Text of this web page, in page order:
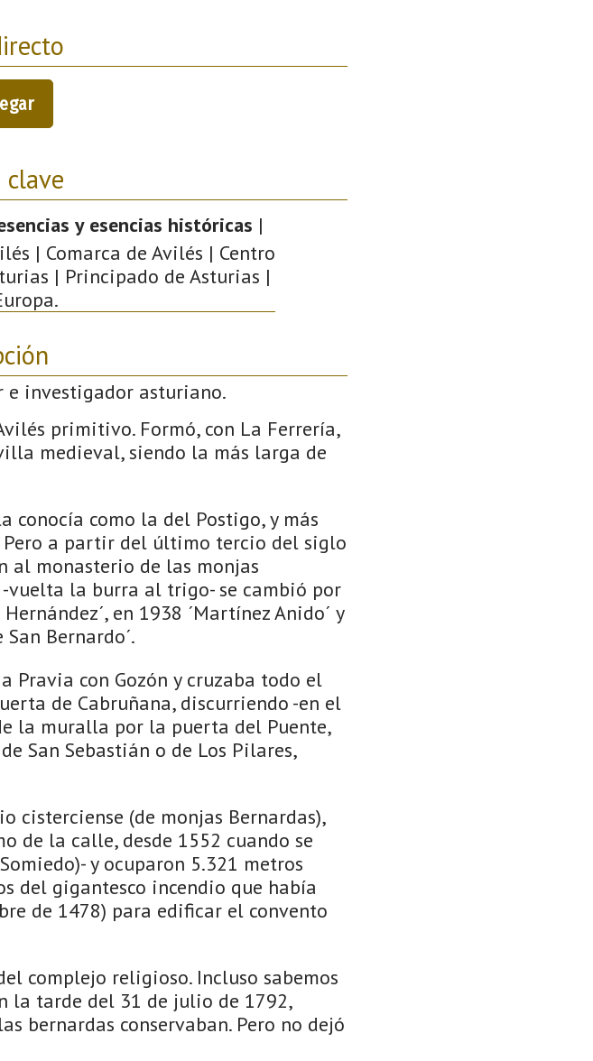
clave
y esencias históricas |
| Comarca de Avilés | Centro
| Principado de Asturias |
e investigador asturiano.
primitivo. Formó, con La Ferrería,
medieval, siendo la más larga de
conocía como la del Postigo, y más
Pero a partir del último tercio del siglo
al monasterio de las monjas
-vuelta la burra al trigo- se cambió por
en 1938 ´Martínez Anido´ y
Bernardo´.
Pravia con Gozón y cruzaba todo el
de Cabruñana, discurriendo -en el
la muralla por la puerta del Puente,
San Sebastián o de Los Pilares,
cisterciense (de monjas Bernardas),
de la calle, desde 1552 cuando se
y ocuparon 5.321 metros
del gigantesco incendio que había
de 1478) para edificar el convento
complejo religioso. Incluso sabemos
la tarde del 31 de julio de 1792,
bernardas conservaban. Pero no dejó